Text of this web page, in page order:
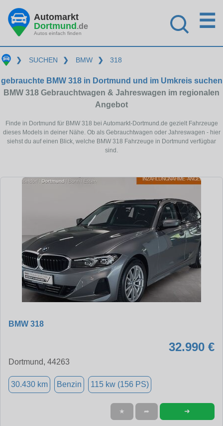
Automarkt
Dortmund.de
Autos einfach finden
☰
❯ SUCHEN ❯ BMW ❯ 318
gebrauchte BMW 318 in Dortmund und im Umkreis suchen
BMW 318 Gebrauchtwagen & Jahreswagen im regionalen
Angebot
Finde in Dortmund für BMW 318 bei Automarkt-Dortmund.de gezielt Fahrzeuge
dieses Models in deiner Nähe. Ob als Gebrauchtwagen oder Jahreswagen - hier
siehst du auf einen Blick, welche BMW 318 Fahrzeuge in Dortmund verfügbar
sind.
BMW 318
32.990 €
Dortmund, 44263
30.430 km Benzin 115 kw (156 PS)
★ ➦ ➜